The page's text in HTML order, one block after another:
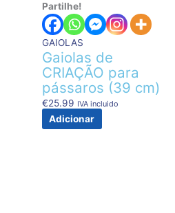
Partilhe!
GAIOLAS
Gaiolas de
CRIAÇÃO para
pássaros (39 cm)
€25.99 IVA incluido
Adicionar